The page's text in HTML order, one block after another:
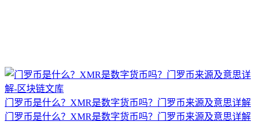
门罗币是什么？XMR是数字货币吗？门罗币来源及意思详解
门罗币是什么？XMR是数字货币吗？门罗币来源及意思详解